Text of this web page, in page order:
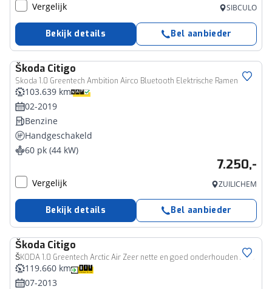
Vergelijk SIBCULO
Bekijk details Bel aanbieder
Škoda Citigo
Skoda 1.0 Greentech Ambition Airco Bluetooth Elektrische Ramen
103.639 km
02-2019
Benzine
Handgeschakeld
60 pk (44 kW)
7.250,-
Vergelijk ZUILICHEM
Bekijk details Bel aanbieder
Škoda Citigo
ŠKODA 1.0 Greentech Arctic Air Zeer nette en goed onderhouden auto
119.660 km
07-2013